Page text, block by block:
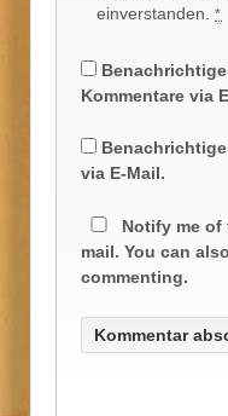
einverstanden. *
Kommentare via
via E-Mail.
Notify me of
mail. You can also
commenting.